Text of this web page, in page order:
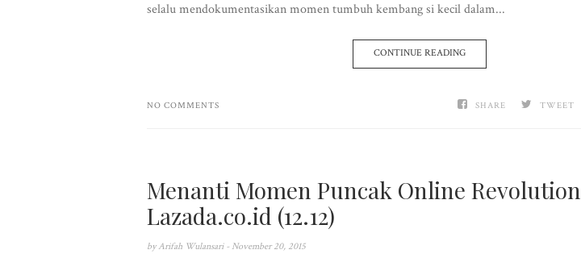
selalu mendokumentasikan momen tumbuh kembang si kecil dalam...
CONTINUE READING
SHARE TWEET
NO COMMENTS
Menanti Momen Puncak Online Revolution
Lazada.co.id (12.12)
by Arifah Wulansari - November 20, 2015